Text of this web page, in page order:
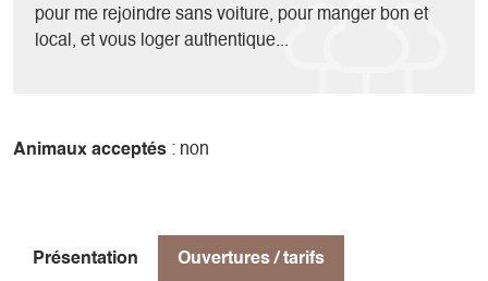
pour me rejoindre sans voiture, pour manger bon et
local, et vous loger authentique...
Animaux acceptés : non
Présentation Ouvertures / tarifs